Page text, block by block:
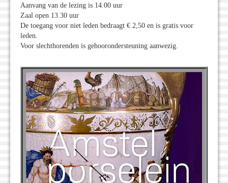
Aanvang van de lezing is 14.00 uur
Zaal open 13.30 uur
De toegang voor niet leden bedraagt € 2,50 en is gratis voor
leden.
Voor slechthorenden is gehoorondersteuning aanwezig.